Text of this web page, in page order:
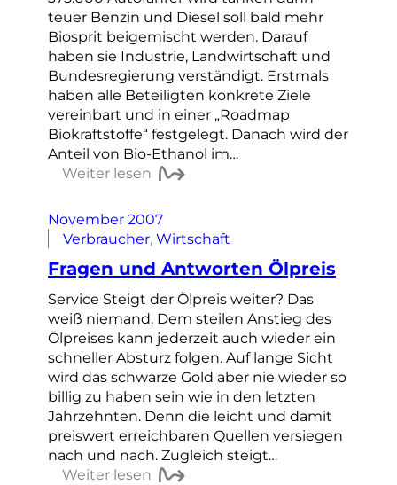
teuer Benzin und Diesel soll bald mehr
Biosprit beigemischt werden. Darauf
haben sie Industrie, Landwirtschaft und
Bundesregierung verständigt. Erstmals
haben alle Beteiligten konkrete Ziele
vereinbart und in einer „Roadmap
Biokraftstoffe“ festgelegt. Danach wird der
Anteil von Bio-Ethanol im…
Weiter lesen
November 2007
Verbraucher, Wirtschaft
Fragen und Antworten Ölpreis
Service Steigt der Ölpreis weiter? Das
weiß niemand. Dem steilen Anstieg des
Ölpreises kann jederzeit auch wieder ein
schneller Absturz folgen. Auf lange Sicht
wird das schwarze Gold aber nie wieder so
billig zu haben sein wie in den letzten
Jahrzehnten. Denn die leicht und damit
preiswert erreichbaren Quellen versiegen
nach und nach. Zugleich steigt…
Weiter lesen